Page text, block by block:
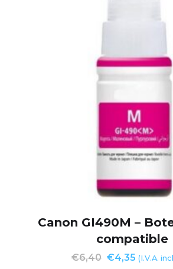
Canon GI490M –
compatible
€6,40 €4,35 (I.V.A.